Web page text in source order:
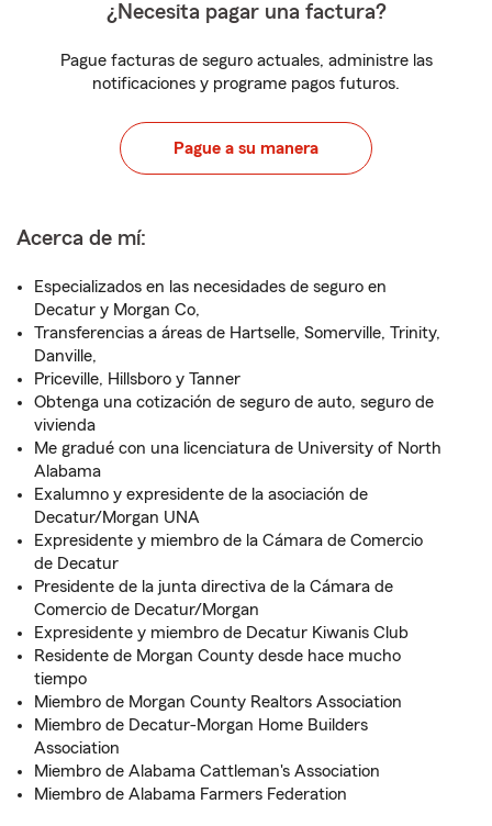
¿Necesita pagar una factura?
Pague facturas de seguro actuales, administre las
notificaciones y programe pagos futuros.
Pague a su manera
Acerca de mí:
Especializados en las necesidades de seguro en
Decatur y Morgan Co,
Transferencias a áreas de Hartselle, Somerville, Trinity,
Danville,
Priceville, Hillsboro y Tanner
Obtenga una cotización de seguro de auto, seguro de
vivienda
Me gradué con una licenciatura de University of North
Alabama
Exalumno y expresidente de la asociación de
Decatur/Morgan UNA
Expresidente y miembro de la Cámara de Comercio
de Decatur
Presidente de la junta directiva de la Cámara de
Comercio de Decatur/Morgan
Expresidente y miembro de Decatur Kiwanis Club
Residente de Morgan County desde hace mucho
tiempo
Miembro de Morgan County Realtors Association
Miembro de Decatur-Morgan Home Builders
Association
Miembro de Alabama Cattleman's Association
Miembro de Alabama Farmers Federation